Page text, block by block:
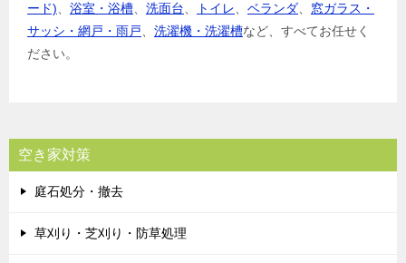
ード)、 浴室・浴槽、 洗面台、 トイレ、 ベランダ、 窓ガラス・
サッシ・網戸・雨戸、 洗濯機・洗濯槽など、すべてお任せく
ださい。
空き家対策
庭石処分・撤去
草刈り・芝刈り・防草処理